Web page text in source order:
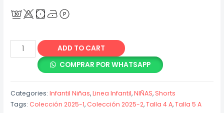
Short
Cargo
Short
Jean
quantity
ADD TO CART
COMPRAR POR WHATSAPP
Categories:Infantil Niñas,Linea Infantil,NIÑAS, Shorts
Tags: Colección 2025-1, Colección 2025-2,Talla 4 A,Talla 5 A